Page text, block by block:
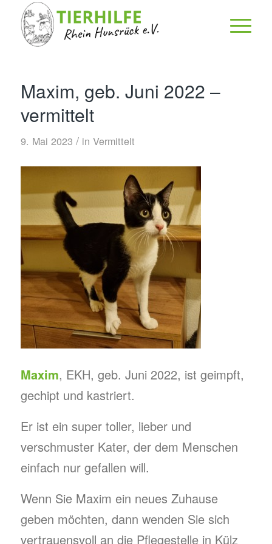
Maxim, geb. Juni 2022 –
vermittelt
9. Mai 2023 / in Vermittelt
Maxim, EKH, geb. Juni 2022, ist geimpft,
gechipt und kastriert.
Er ist ein super toller, lieber und
verschmuster Kater, der dem Menschen
einfach nur gefallen will.
Wenn Sie Maxim ein neues Zuhause
geben möchten, dann wenden Sie sich
vertrauensvoll an die Pflegestelle in Külz